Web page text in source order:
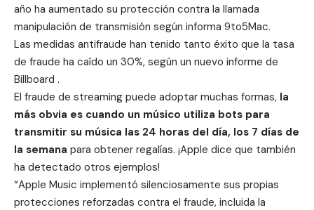
año ha aumentado su protección contra la llamada
manipulación de transmisión según informa 9to5Mac.
Las medidas antifraude han tenido tanto éxito que la tasa
de fraude ha caído un 30%, según un nuevo informe de
Billboard .
El fraude de streaming puede adoptar muchas formas, la
más obvia es cuando un músico utiliza bots para
transmitir su música las 24 horas del día, los 7 días de
la semana para obtener regalías. ¡Apple dice que también
ha detectado otros ejemplos!
“Apple Music implementó silenciosamente sus propias
protecciones reforzadas contra el fraude, incluida la